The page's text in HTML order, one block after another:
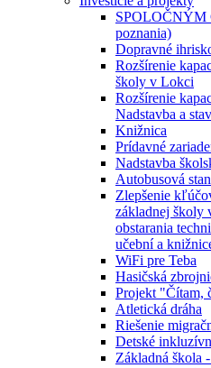
SPOLOČNÝM
poznania)
Dopravné
Rozšírenie
školy v Lokci
Rozšírenie
Nadstavba a
Knižnica
Prídavné
Nadstavba
Autobusová
Zlepšenie
základnej školy
obstarania
učební a
WiFi pre Teba
Hasičská
Projekt "Čítam,
Atletická dráha
Riešenie
Detské
Základná škola